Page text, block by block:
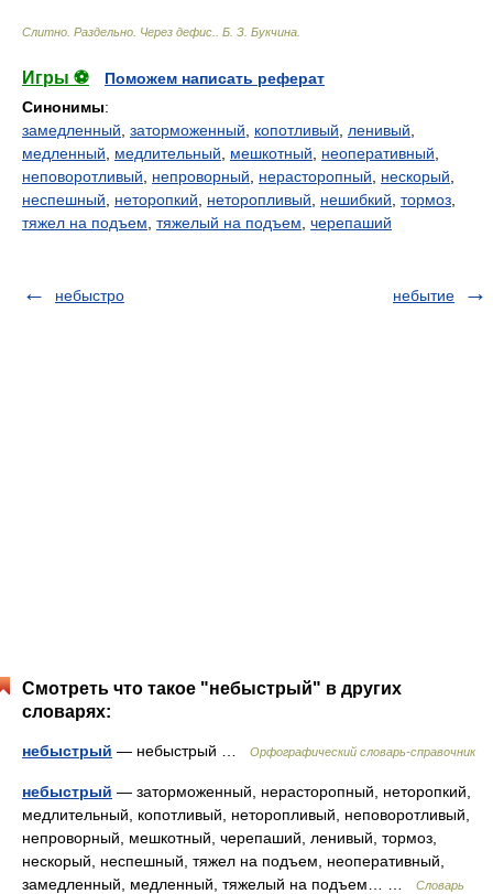
Слитно. Раздельно. Через дефис. Б. З. Букчина
Игры ⚽
Поможем написать реферат
Синонимы:
замедленный заторможенный копотливый ленивый
медленный
медлительный мешкотный неоперативный
неповоротливый
непроворный нерасторопный нескорый
неспешный
неторопкий неторопливый нешибкий тормоз
тяжел на подъем тяжелый на подъем черепаший
небыстро небытие
Смотреть что такое "небыстрый" в других
словарях:
небыстрый — небыстрый … Орфографический словарь-справочник
небыстрый — заторможенный, нерасторопный, неторопкий,
медлительный, копотливый, неторопливый, неповоротливый,
непроворный, мешкотный, черепаший, ленивый, тормоз,
нескорый, неспешный, тяжел на подъем, неоперативный,
замедленный, медленный, тяжелый на подъем… …
Словарь